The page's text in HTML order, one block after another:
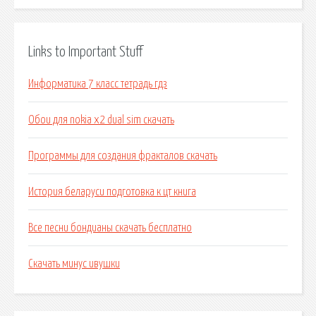
Links to Important Stuff
Информатика 7 класс тетрадь гдз
Обои для nokia x2 dual sim скачать
Программы для создания фракталов скачать
История беларуси подготовка к цт книга
Все песни бондианы скачать бесплатно
Скачать минус ивушки